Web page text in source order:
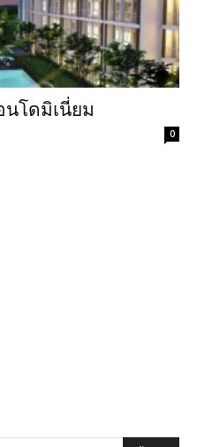
นโดมิเนี่ยม
0